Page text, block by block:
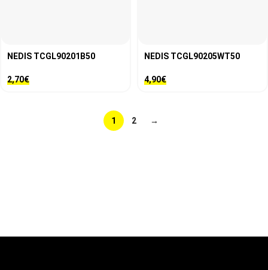
NEDIS TCGL90201B50
2,70€
NEDIS TCGL90205WT50
4,90€
1 2 →